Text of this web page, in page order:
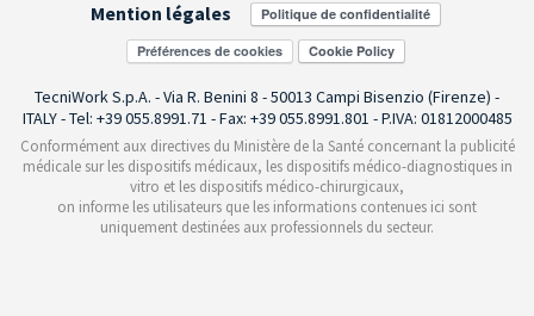
Mention légales
Préférences de cookies
TecniWork S.p.A. - Via R. Benini 8 - 50013 Campi Bisenzio (Firenze) -
ITALY - Tel: +39 055.8991.71 - Fax: +39 055.8991.801 - P.IVA: 01812000485
Conformément aux directives du Ministère de la Santé concernant la publicité
médicale sur les dispositifs médicaux, les dispositifs médico-diagnostiques in
vitro et les dispositifs médico-chirurgicaux,
on informe les utilisateurs que les informations contenues ici sont
uniquement destinées aux professionnels du secteur.